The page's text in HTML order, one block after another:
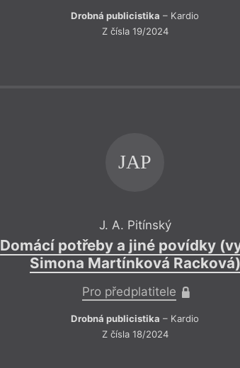
Drobná publicistika – Kardio
Z čísla 19/2024
JAP
J. A. Pitínský
Domácí potřeby a jiné povídky
Simona Martínková Racková)
Pro předplatitele
Drobná publicistika – Kardio
Z čísla 18/2024